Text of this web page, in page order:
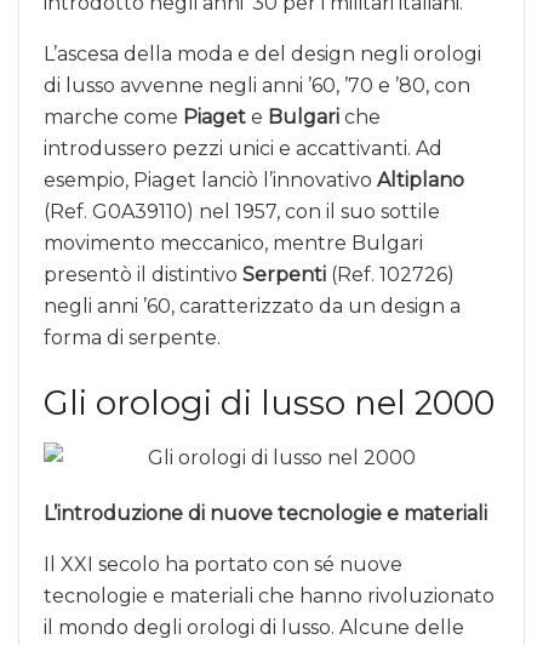
L’ascesa della moda e del design negli orologi
di lusso avvenne negli anni ’60, ’70 e ’80, con
marche come Piaget e Bulgari che
introdussero pezzi unici e accattivanti. Ad
esempio, Piaget lanciò l’innovativo Altiplano
(Ref. G0A39110) nel 1957, con il suo sottile
movimento meccanico, mentre Bulgari
presentò il distintivo Serpenti (Ref. 102726)
negli anni ’60, caratterizzato da un design a
forma di serpente.
Gli orologi di lusso nel 2000
L’introduzione di nuove tecnologie e materiali
Il XXI secolo ha portato con sé nuove
tecnologie e materiali che hanno rivoluzionato
il mondo degli orologi di lusso. Alcune delle